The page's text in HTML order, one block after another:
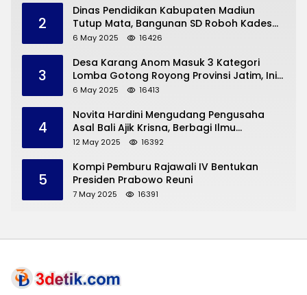
2
Dinas Pendidikan Kabupaten Madiun
Tutup Mata, Bangunan SD Roboh Kades
Dermorejo Bangun Pakai Dana Pribadi
6 May 2025 16426
3
Desa Karang Anom Masuk 3 Kategori
Lomba Gotong Royong Provinsi Jatim, Ini
yang Disampaikan Sekda Trenggalek
6 May 2025 16413
4
Novita Hardini Mengudang Pengusaha
Asal Bali Ajik Krisna, Berbagi Ilmu
Pengembangan Pariwisata dan UMKM
12 May 2025 16392
5
Kompi Pemburu Rajawali IV Bentukan
Presiden Prabowo Reuni
7 May 2025 16391